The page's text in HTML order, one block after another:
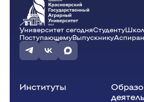
Университет сегодняСтуденту
ПоступающемуВыпускнику
Институты